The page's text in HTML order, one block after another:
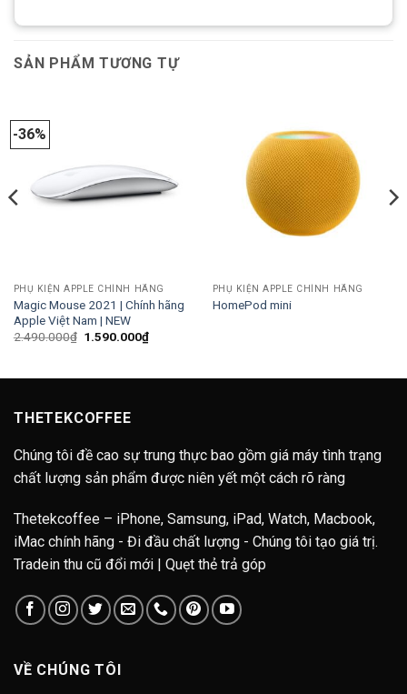
SẢN PHẨM TƯƠNG TỰ
-36%
PHỤ KIỆN APPLE CHÍNH HÃNG
Magic Mouse 2021 | Chính hãng
Apple Việt Nam | NEW
2.490.000₫ Giá
1.590.000₫Giá
hiện
1.590.000₫.
PHỤ KIỆN APPLE CHÍNH HÃNG
HomePod mini
THETEKCOFFEE
Chúng tôi đề cao sự trung thực bao gồm giá máy tình trạng
chất lượng sản phẩm được niên yết một cách rõ ràng
Thetekcoffee – iPhone, Samsung, iPad, Watch, Macbook,
iMac chính hãng - Đi đầu chất lượng - Chúng tôi tạo giá trị.
Tradein thu cũ đổi mới | Quẹt thẻ trả góp
VỀ CHÚNG TÔI